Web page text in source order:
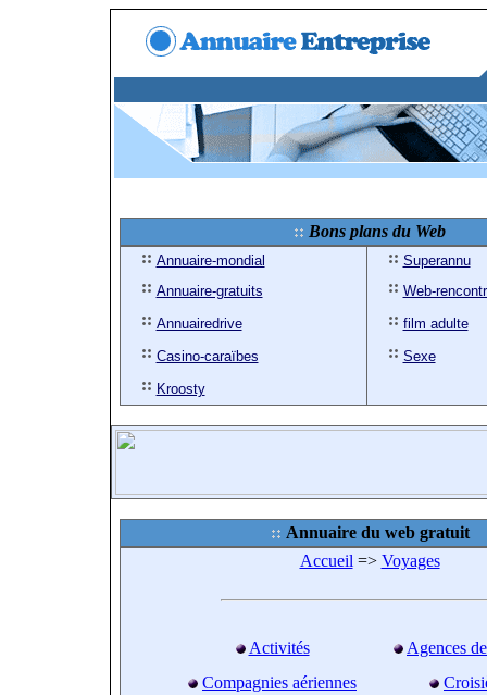
Bons plans du Web
Annuaire-mondial
Annuaire-gratuits
Annuairedrive
Casino-caraïbes
Kroosty
Superannu
Web-
film adulte
Sexe
Annuaire du web gratuit
Accueil => Voyages
Activités
Agences
Compagnies aériennes